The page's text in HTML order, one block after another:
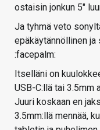
ostaisin jonkun 5"
Ja tyhmä veto
epäkäytännöllinen
:facepalm:
Itselläni on
USB-C:llä tai 3.5mm
Juuri koskaan en
3.5mm:llä mennää,